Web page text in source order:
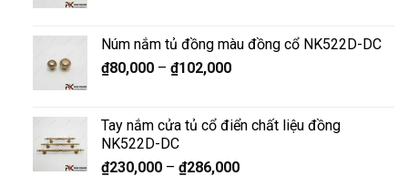
Núm nắm tủ đồng màu đồng cổ NK522D-DC
₫80,000– ₫102,000
Tay nắm cửa tủ cổ điển chất liệu đồng
NK522D-DC
₫230,000– ₫286,000